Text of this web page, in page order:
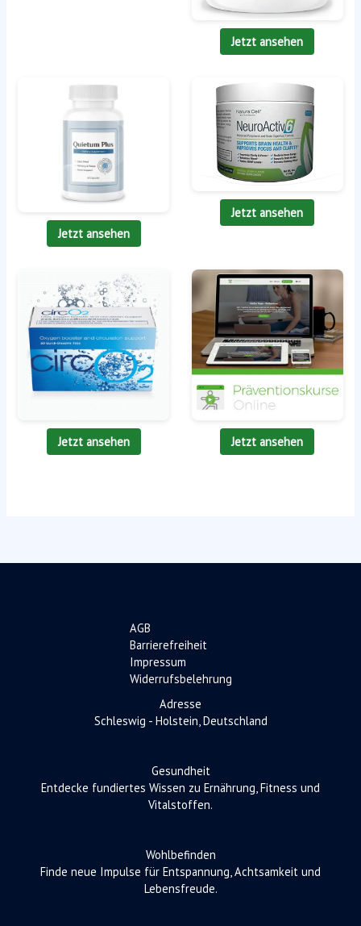
Jetzt ansehen
Jetzt ansehen
Jetzt ansehen
Jetzt ansehen Jetzt ansehen
AGB
Barrierefreiheit
Impressum
Widerrufsbelehrung
Adresse
Schleswig - Holstein, Deutschland
Gesundheit
Entdecke fundiertes Wissen zu Ernährung, Fitness und
Vitalstoffen.
Wohlbefinden
Finde neue Impulse für Entspannung, Achtsamkeit und
Lebensfreude.